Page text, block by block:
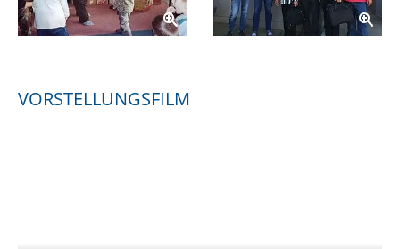
VORSTELLUNGSFILM